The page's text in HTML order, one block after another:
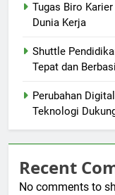
Tugas Biro
Dunia Kerja
Shuttle
Tepat dan
Perubahan
Teknologi
Recent
No comments to